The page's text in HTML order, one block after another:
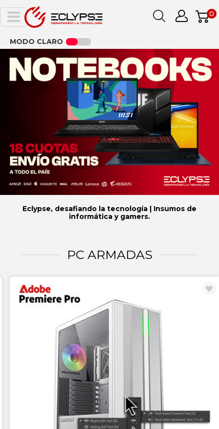
0
MODO CLARO
Eclypse, desafiando la tecnología | Insumos de
informática y gamers.
PC ARMADAS